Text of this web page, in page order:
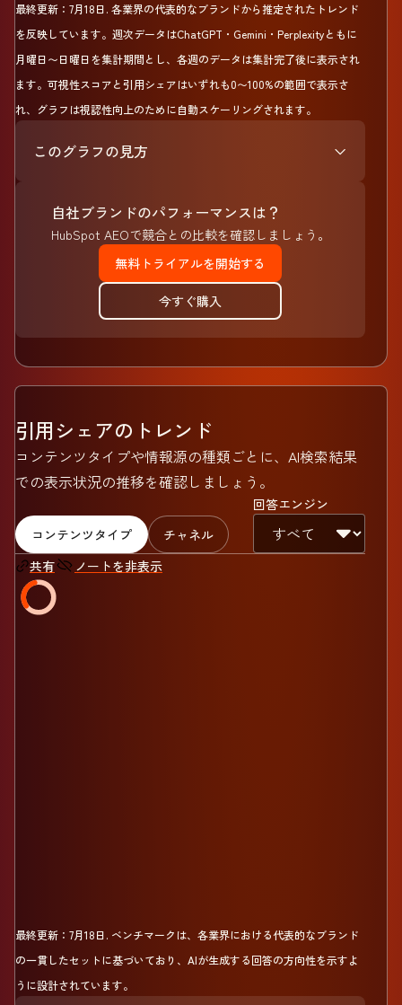
最終更新： 7月18日. 各業界の代表的なブランドから推定されたトレンド
を反映しています。週次データはChatGPT・Gemini・Perplexityともに
月曜日〜日曜日を集計期間とし、各週のデータは集計完了後に表示され
ます。可視性スコアと引用シェアはいずれも0〜100%の範囲で表示さ
れ、グラフは視認性向上のために自動スケーリングされます。
このグラフの見方
自社ブランドのパフォーマンスは？
HubSpot AEOで競合との比較を確認しましょう。
無料トライアルを開始する
今すぐ購入
引用シェアのトレンド
コンテンツタイプや情報源の種類ごとに、AI検索結果
での表示状況の推移を確認しましょう。
コンテンツタイプ チャネル
回答エンジン
共有 ノートを非表示
最終更新： 7月18日. ベンチマークは、各業界における代表的なブランド
の一貫したセットに基づいており、AIが生成する回答の方向性を示すよ
うに設計されています。